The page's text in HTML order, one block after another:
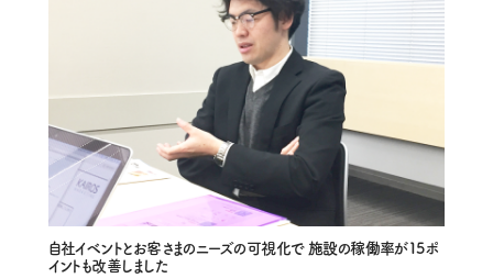
自社イベントとお客さまのニーズの可視化で 施設の稼働率が15ポ
イントも改善しました